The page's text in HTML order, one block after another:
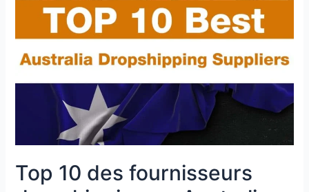
Top 10 des fournisseurs